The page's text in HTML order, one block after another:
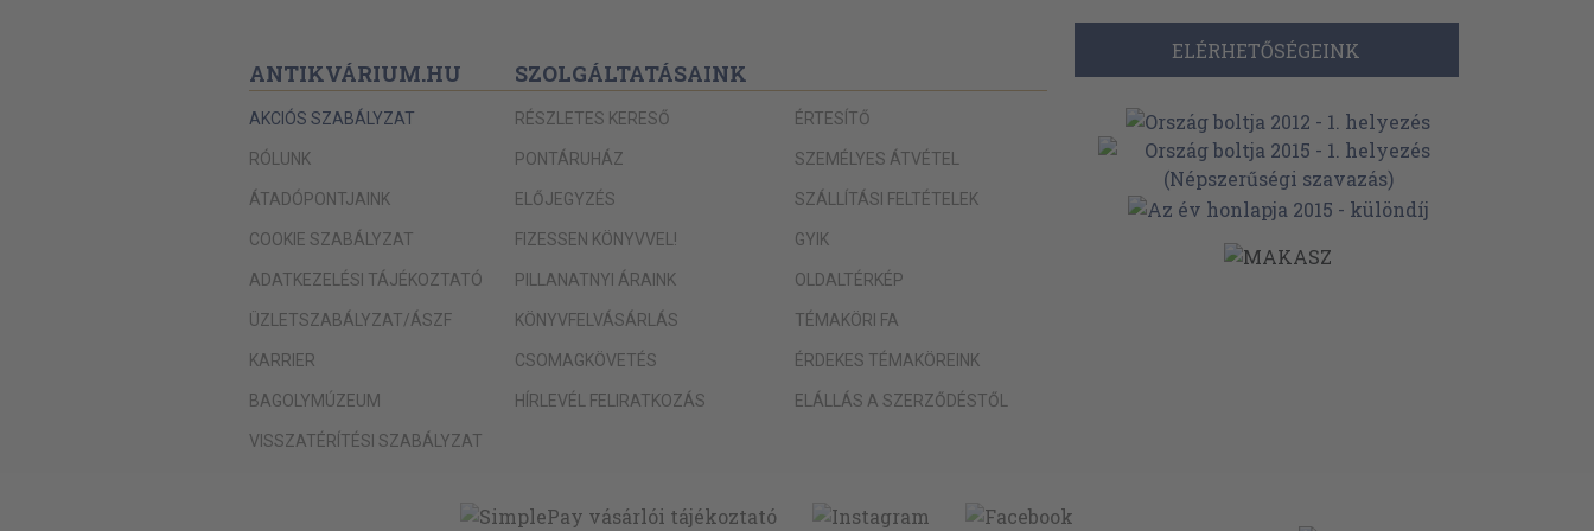
ANTIKVÁRIUM.HU
AKCIÓS SZABÁLYZAT
RÓLUNK
ÁTADÓPONTJAINK
COOKIE SZABÁLYZAT
ADATKEZELÉSI TÁJÉKOZTATÓ
ÜZLETSZABÁLYZAT/ÁSZF
KARRIER
BAGOLYMÚZEUM
VISSZATÉRÍTÉSI SZABÁLYZAT
SZOLGÁLTATÁSAINK
RÉSZLETES KERESŐ
PONTÁRUHÁZ
ELŐJEGYZÉS
FIZESSEN KÖNYVVEL!
PILLANATNYI ÁRAINK
KÖNYVFELVÁSÁRLÁS
CSOMAGKÖVETÉS
HÍRLEVÉL FELIRATKOZÁS
ÉRTESÍTŐ
SZEMÉLYES ÁTVÉTEL
SZÁLLÍTÁSI FELTÉTELEK
GYIK
OLDALTÉRKÉP
TÉMAKÖRI FA
ÉRDEKES TÉMAKÖREINK
ELÁLLÁS A SZERZŐDÉSTŐL
ELÉRHETŐSÉGEINK